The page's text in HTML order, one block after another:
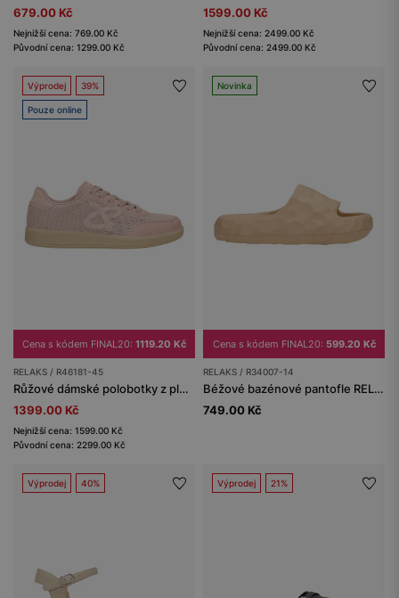
679.00 Kč
Nejnižší cena: 769.00 Kč
Původní cena: 1299.00 Kč
1599.00 Kč
Nejnižší cena: 2499.00 Kč
Původní cena: 2499.00 Kč
Výprodej 39%
Pouze online
Cena s kódem FINAL20: 1119.20 Kč
RELAKS / R46181-45
Růžové dámské polobotky z pleteného materiálu RELAKS
1399.00 Kč
Nejnižší cena: 1599.00 Kč
Původní cena: 2299.00 Kč
Novinka
Cena s kódem FINAL20: 599.20 Kč
RELAKS / R34007-14
Béžové bazénové pantofle RELAKS
749.00 Kč
Výprodej 40% Výprodej 21%